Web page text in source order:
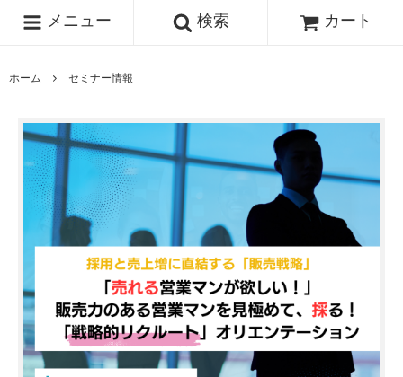
メニュー 検索 カート
ホーム セミナー情報